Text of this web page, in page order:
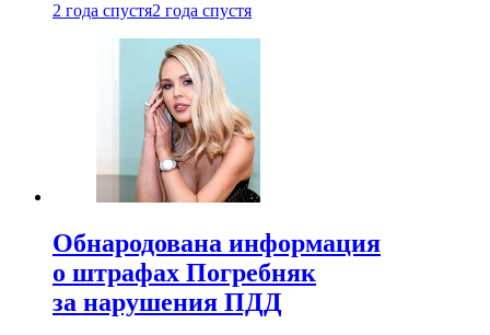
2 года спустя2 года спустя
Обнародована информация
о штрафах Погребняк
за нарушения ПДД